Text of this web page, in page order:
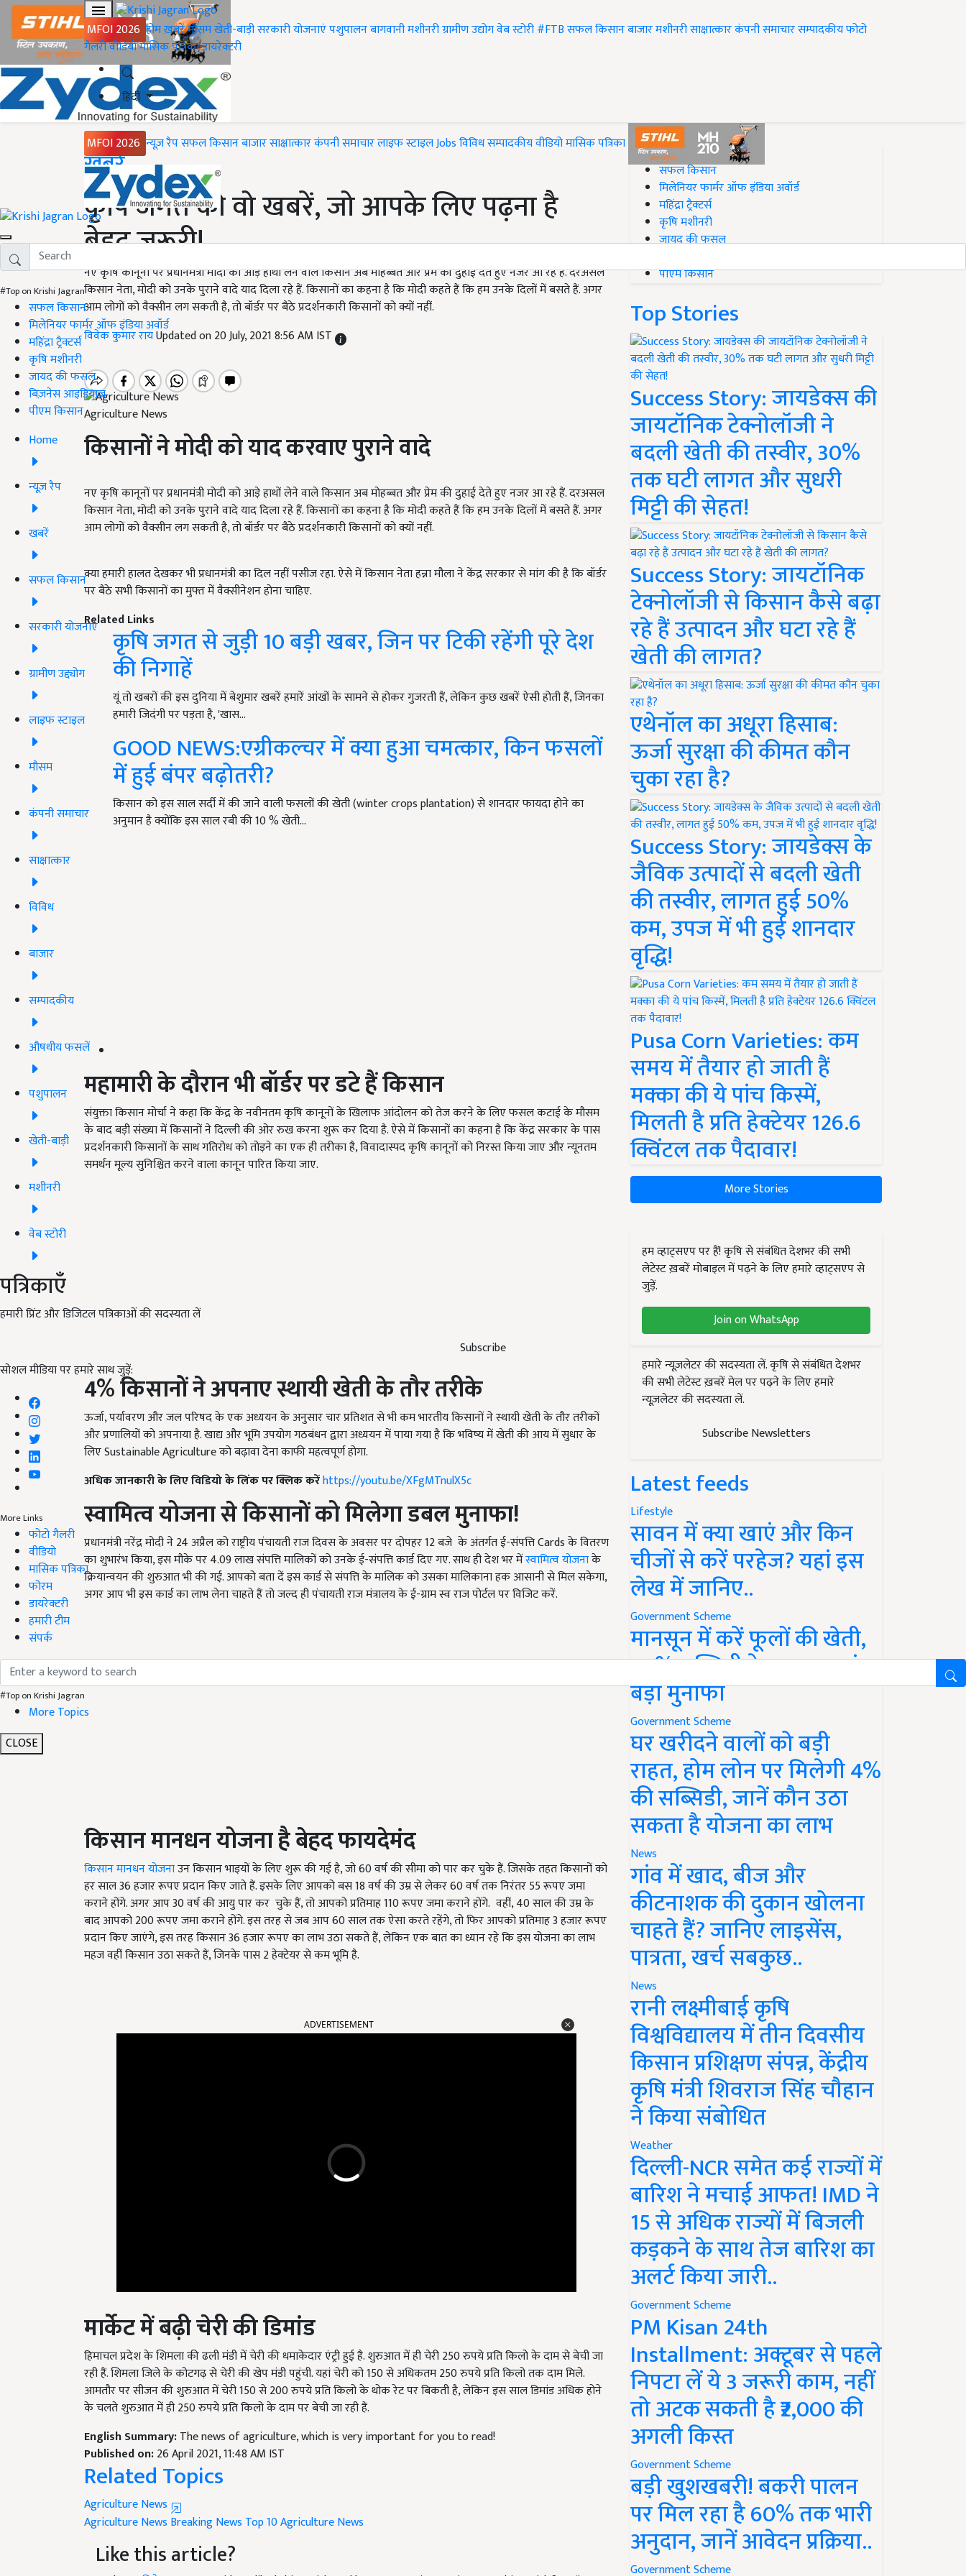
MFOI 2026 होमख़बरेंमौसमखेती-बाड़ीसरकारी योजनाएंपशुपालनबागवानीमशीनरीग्रामीण उद्योगवेब स्टोरी#FTBसफल किसानबाजारमशीनरीसाक्षात्कारकंपनी समाचारसम्पादकीयफोटो
गैलरीवीडियोमासिक पत्रिकाडायरेक्टरी
हिंदी
MFOI 2026 न्यूज़ रैपसफल किसानबाजारसाक्षात्कारकंपनी समाचारलाइफ स्टाइलJobsविविधसम्पादकीयवीडियोमासिक पत्रिका
#Top on Krishi Jagran
सफल किसान
मिलेनियर फार्मर ऑफ इंडिया अवॉर्ड
महिंद्रा ट्रैक्टर्स
कृषि मशीनरी
जायद की फसल
बिज़नेस आइडियाज
पीएम किसान
Home
न्यूज़ रैप
खबरें
सफल किसान
सरकारी योजनाएं
ग्रामीण उद्द्योग
लाइफ स्टाइल
मौसम
कंपनी समाचार
साक्षात्कार
विविध
बाजार
सम्पादकीय
औषधीय फसलें
पशुपालन
खेती-बाड़ी
मशीनरी
वेब स्टोरी
पत्रिकाएँ
हमारी प्रिंट और डिजिटल पत्रिकाओं की सदस्यता लें
Subscribe
सोशल मीडिया पर हमारे साथ जुड़ें:
More Links
फोटो गैलरी
वीडियो
मासिक पत्रिका
फोरम
डायरेक्टरी
हमारी टीम
संपर्क
#Top on Krishi Jagran
More Topics
CLOSE
Home
ख़बरें
कृषि जगत की वो खबरें, जो आपके लिए पढ़ना है
बेहद जरूरी!
नए कृषि कानूनों पर प्रधानमंत्री मोदी को आड़े हाथों लेने वाले किसान अब मोहब्बत और प्रेम की दुहाई देते हुए नजर आ रहे हैं. दरअसल
किसान नेता, मोदी को उनके पुराने वादे याद दिला रहे हैं. किसानों का कहना है कि मोदी कहते हैं कि हम उनके दिलों में बसते हैं. अगर
आम लोगों को वैक्सीन लग सकती है, तो बॉर्डर पर बैठे प्रदर्शनकारी किसानों को क्यों नहीं.
विवेक कुमार रायUpdated on 20 July, 2021 8:56 AM IST
Agriculture News
किसानों ने मोदी को याद करवाए पुराने वादे
नए कृषि कानूनों पर प्रधानमंत्री मोदी को आड़े हाथों लेने वाले किसान अब मोहब्बत और प्रेम की दुहाई देते हुए नजर आ रहे हैं. दरअसल
किसान नेता, मोदी को उनके पुराने वादे याद दिला रहे हैं. किसानों का कहना है कि मोदी कहते हैं कि हम उनके दिलों में बसते हैं. अगर
आम लोगों को वैक्सीन लग सकती है, तो बॉर्डर पर बैठे प्रदर्शनकारी किसानों को क्यों नहीं.
क्या हमारी हालत देखकर भी प्रधानमंत्री का दिल नहीं पसीज रहा. ऐसे में किसान नेता हन्ना मौला ने केंद्र सरकार से मांग की है कि बॉर्डर
पर बैठे सभी किसानों का मुफ्त में वैक्सीनेशन होना चाहिए.
Related Links
कृषि जगत से जुड़ी 10 बड़ी खबर, जिन पर टिकी रहेंगी पूरे देश
की निगाहें
यूं तो खबरों की इस दुनिया में बेशुमार खबरें हमारें आंखों के सामने से होकर गुजरती हैं, लेकिन कुछ खबरें ऐसी होती हैं, जिनका
हमारी जिदंगी पर पड़ता है, 'खास…
GOOD NEWS:एग्रीकल्चर में क्या हुआ चमत्कार, किन फसलों
में हुई बंपर बढ़ोतरी?
किसान को इस साल सर्दी में की जाने वाली फसलों की खेती (winter crops plantation) से शानदार फायदा होने का
अनुमान है क्योंकि इस साल रबी की 10 % खेती…
महामारी के दौरान भी बॉर्डर पर डटे हैं किसान
संयुक्ता किसान मोर्चा ने कहा कि केंद्र के नवीनतम कृषि कानूनों के खिलाफ आंदोलन को तेज करने के लिए फसल कटाई के मौसम
के बाद बड़ी संख्या में किसानों ने दिल्ली की ओर रुख करना शुरू कर दिया है. ऐसे में किसानों का कहना है कि केंद्र सरकार के पास
प्रदर्शनकारी किसानों के साथ गतिरोध को तोड़ने का एक ही तरीका है, विवादास्पद कृषि कानूनों को निरस्त किया जाए और न्यूनतम
समर्थन मूल्य सुनिश्चित करने वाला कानून पारित किया जाए.
4% किसानों ने अपनाए स्थायी खेती के तौर तरीके
ऊर्जा, पर्यावरण और जल परिषद के एक अध्ययन के अनुसार चार प्रतिशत से भी कम भारतीय किसानों ने स्थायी खेती के तौर तरीकों
और प्रणालियों को अपनाया है. खाद्य और भूमि उपयोग गठबंधन द्वारा अध्ययन में पाया गया है कि भविष्य में खेती की आय में सुधार के
लिए Sustainable Agriculture को बढ़ावा देना काफी महत्वपूर्ण होगा.
अधिक जानकारी के लिए विडियो के लिंक पर क्लिक करेंhttps://youtu.be/XFgMTnulX5c
स्वामित्व योजना से किसानों को मिलेगा डबल मुनाफा!
प्रधानमंत्री नरेंद्र मोदी ने 24 अप्रैल को राष्ट्रीय पंचायती राज दिवस के अवसर पर दोपहर 12 बजे के अंतर्गत ई-संपत्ति Cards के वितरण
का शुभारंभ किया, इस मौके पर 4.09 लाख संपत्ति मालिकों को उनके ई-संपत्ति कार्ड दिए गए. साथ ही देश भर मेंस्वामित्व योजनाके
क्रियान्वयन की शुरुआत भी की गई. आपको बता दें इस कार्ड से संपत्ति के मालिक को उसका मालिकाना हक आसानी से मिल सकेगा,
अगर आप भी इस कार्ड का लाभ लेना चाहते हैं तो जल्द ही पंचायती राज मंत्रालय के ई-ग्राम स्व राज पोर्टल पर विजिट करें.
किसान मानधन योजना है बेहद फायदेमंद
किसान मानधन योजनाउन किसान भाइयों के लिए शुरू की गई है, जो 60 वर्ष की सीमा को पार कर चुके हैं. जिसके तहत किसानों को
हर साल 36 हजार रूपए प्रदान किए जाते हैं. इसके लिए आपको बस 18 वर्ष की उम्र से लेकर 60 वर्ष तक निरंतर 55 रूपए जमा
कराने होंगे. अगर आप 30 वर्ष की आयु पार कर चुके हैं, तो आपको प्रतिमाह 110 रूपए जमा कराने होंगे. वहीं, 40 साल की उम्र के
बाद आपको 200 रूपए जमा कराने होंगे. इस तरह से जब आप 60 साल तक ऐसा करते रहेंगे, तो फिर आपको प्रतिमाह 3 हजार रूपए
प्रदान किए जाएंगे, इस तरह किसान 36 हजार रूपए का लाभ उठा सकते हैं, लेकिन एक बात का ध्यान रहे कि इस योजना का लाभ
महज वहीं किसान उठा सकते हैं, जिनके पास 2 हेक्टेयर से कम भूमि है.
मार्केट में बढ़ी चेरी की डिमांड
हिमाचल प्रदेश के शिमला की ढली मंडी में चेरी की धमाकेदार एंट्री हुई है. शुरुआत में ही चेरी 250 रुपये प्रति किलो के दाम से बेची जा
रही हैं. शिमला जिले के कोटगढ़ से चेरी की खेप मंडी पहुंची. यहां चेरी को 150 से अधिकतम 250 रुपये प्रति किलो तक दाम मिले.
आमतौर पर सीजन की शुरुआत में चेरी 150 से 200 रुपये प्रति किलो के थोक रेट पर बिकती है, लेकिन इस साल डिमांड अधिक होने
के चलते शुरुआत में ही 250 रुपये प्रति किलो के दाम पर बेची जा रही हैं.
English Summary:
Published on:26 April 2021, 11:48 AM IST
Related Topics
Agriculture News
Agriculture News Breaking News
Like this article?
Hey! I amविवेक कुमार राय. Did you liked this article and have suggestions to improve this article?
#Top on Krishi Jagran
सफल किसान
मिलेनियर फार्मर ऑफ इंडिया अवॉर्ड
महिंद्रा ट्रैक्टर्स
कृषि मशीनरी
जायद की फसल
पीएम किसान
Top Stories
Success Story: जायडेक्स की
जायटॉनिक टेक्नोलॉजी ने
बदली खेती की तस्वीर, 30%
तक घटी लागत और सुधरी
मिट्टी की सेहत!
Success Story: जायटॉनिक
टेक्नोलॉजी से किसान कैसे बढ़ा
रहे हैं उत्पादन और घटा रहे हैं
खेती की लागत?
एथेनॉल का अधूरा हिसाब:
ऊर्जा सुरक्षा की कीमत कौन
चुका रहा है?
Success Story: जायडेक्स के
जैविक उत्पादों से बदली खेती
की तस्वीर, लागत हुई 50%
कम, उपज में भी हुई शानदार
वृद्धि!
Pusa Corn Varieties: कम
समय में तैयार हो जाती हैं
मक्का की ये पांच किस्में,
मिलती है प्रति हेक्टेयर 126.6
क्विंटल तक पैदावार!
More Stories
हम व्हाट्सएप पर हैं! कृषि से संबंधित देशभर की सभी
लेटेस्ट ख़बरें मोबाइल में पढ़ने के लिए हमारे व्हाट्सएप से
जुड़ें.
Join on WhatsApp
हमारे न्यूज़लेटर की सदस्यता लें. कृषि से संबंधित देशभर
की सभी लेटेस्ट ख़बरें मेल पर पढ़ने के लिए हमारे
न्यूज़लेटर की सदस्यता लें.
Subscribe Newsletters
Latest feeds
Lifestyle
सावन में क्या खाएं और किन
चीजों से करें परहेज? यहां इस
लेख में जानिए..
Government Scheme
मानसून में करें फूलों की खेती,
50% सब्सिडी के साथ कमाएं
बड़ा मुनाफा
Government Scheme
घर खरीदने वालों को बड़ी
राहत, होम लोन पर मिलेगी 4%
की सब्सिडी, जानें कौन उठा
सकता है योजना का लाभ
News
गांव में खाद, बीज और
कीटनाशक की दुकान खोलना
चाहते हैं? जानिए लाइसेंस,
पात्रता, खर्च सबकुछ..
News
रानी लक्ष्मीबाई कृषि
विश्वविद्यालय में तीन दिवसीय
किसान प्रशिक्षण संपन्न, केंद्रीय
कृषि मंत्री शिवराज सिंह चौहान
ने किया संबोधित
Weather
दिल्ली-NCR समेत कई राज्यों में
बारिश ने मचाई आफत! IMD ने
15 से अधिक राज्यों में बिजली
कड़कने के साथ तेज बारिश का
अलर्ट किया जारी..
Government Scheme
PM Kisan 24th
Installment: अक्टूबर से पहले
निपटा लें ये 3 जरूरी काम, नहीं
तो अटक सकती है ₹2,000 की
अगली किस्त
Government Scheme
बड़ी खुशखबरी! बकरी पालन
पर मिल रहा है 60% तक भारी
अनुदान, जानें आवेदन प्रक्रिया..
Government Scheme